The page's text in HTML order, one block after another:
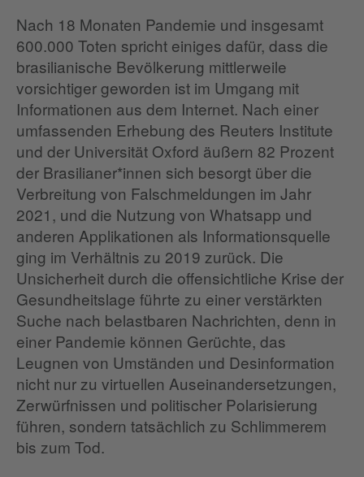
Nach 18 Monaten Pandemie und insgesamt
600.000 Toten spricht einiges dafür, dass die
brasilianische Bevölkerung mittlerweile
vorsichtiger geworden ist im Umgang mit
Informationen aus dem Internet. Nach einer
umfassenden Erhebung des Reuters Institute
und der Universität Oxford äußern 82 Prozent
der Brasilianer*innen sich besorgt über die
Verbreitung von Falschmeldungen im Jahr
2021, und die Nutzung von Whatsapp und
anderen Applikationen als Informationsquelle
ging im Verhältnis zu 2019 zurück. Die
Unsicherheit durch die offensichtliche Krise der
Gesundheitslage führte zu einer verstärkten
Suche nach belastbaren Nachrichten, denn in
einer Pandemie können Gerüchte, das
Leugnen von Umständen und Desinformation
nicht nur zu virtuellen Auseinandersetzungen,
Zerwürfnissen und politischer Polarisierung
führen, sondern tatsächlich zu Schlimmerem
bis zum Tod.